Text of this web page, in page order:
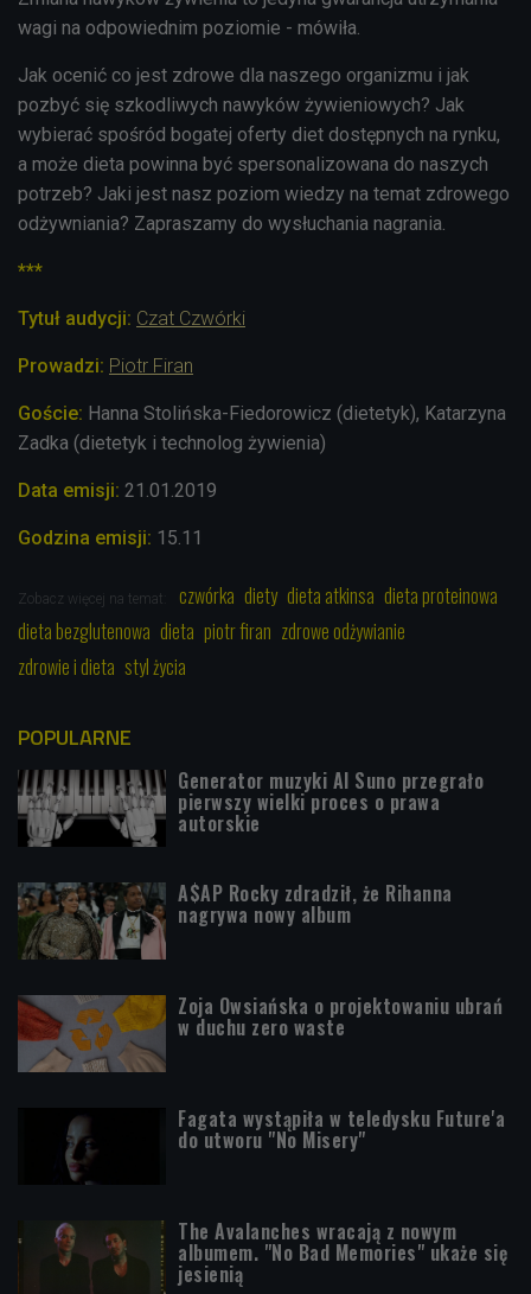
wagi na odpowiednim poziomie - mówiła.
Jak ocenić co jest zdrowe dla naszego organizmu i jak
pozbyć się szkodliwych nawyków żywieniowych? Jak
wybierać spośród bogatej oferty diet dostępnych na rynku,
a może dieta powinna być spersonalizowana do naszych
potrzeb? Jaki jest nasz poziom wiedzy na temat zdrowego
odżywniania? Zapraszamy do wysłuchania nagrania.
***
Tytuł audycji: Czat Czwórki
Prowadzi: Piotr Firan
Goście: Hanna Stolińska-Fiedorowicz (dietetyk), Katarzyna
Zadka (dietetyk i technolog żywienia)
Data emisji: 21 .01.2019
Godzina emisji: 15.11
Zobacz więcej na temat: czwórka diety dieta atkinsa dieta proteinowa
dieta bezglutenowa dieta piotr firan zdrowe odżywianie
zdrowie i dieta styl życia
POPULARNE
Generator muzyki AI Suno przegrało
pierwszy wielki proces o prawa
autorskie
A$AP Rocky zdradził, że Rihanna
nagrywa nowy album
Zoja Owsiańska o projektowaniu ubrań
w duchu zero waste
Fagata wystąpiła w teledysku Future'a
do utworu "No Misery"
The Avalanches wracają z nowym
albumem. "No Bad Memories" ukaże się
jesienią